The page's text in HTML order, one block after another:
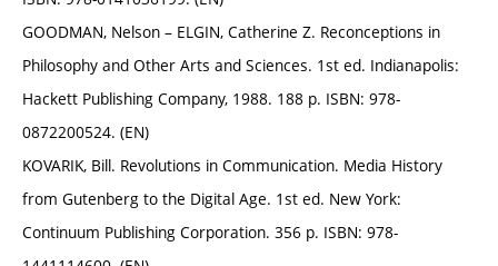
GOODMAN, Nelson – ELGIN, Catherine Z. Reconceptions in
Philosophy and Other Arts and Sciences. 1st ed. Indianapolis:
Hackett Publishing Company, 1988. 188 p. ISBN: 978-
0872200524. (EN)
KOVARIK, Bill. Revolutions in Communication. Media History
from Gutenberg to the Digital Age. 1st ed. New York:
Continuum Publishing Corporation. 356 p. ISBN: 978-